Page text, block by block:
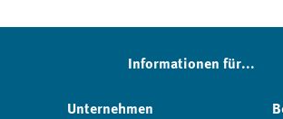
Informationen für...
Unternehmen